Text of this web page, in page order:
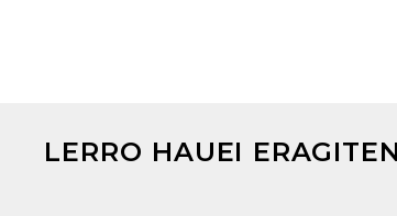
LERRO HAUEI